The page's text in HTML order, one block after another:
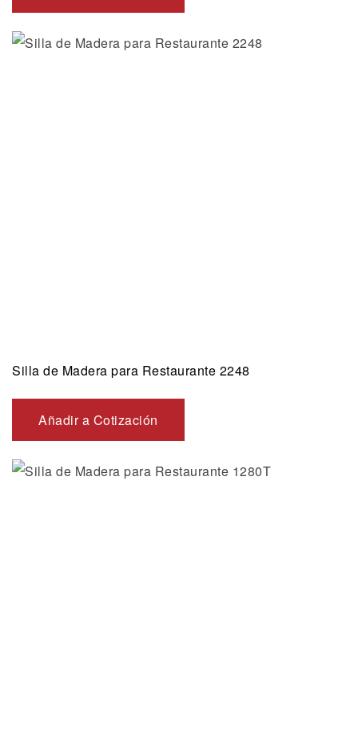
Silla de Madera para Restaurante 2248
Añadir a Cotización